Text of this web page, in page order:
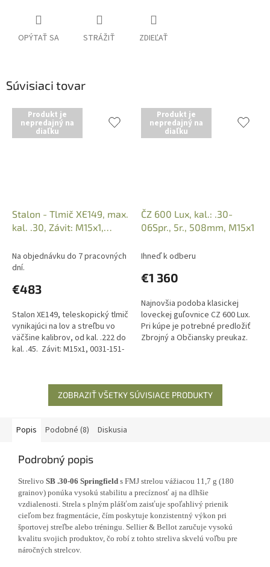
OPÝTAŤ SA STRÁŽIŤ ZDIEĽAŤ
Súvisiaci tovar
Produkt je
nepredajný na
diaľku
Stalon - Tlmič XE149, max.
kal. .30, Závit: M15x1,
Na objednávku do 7 pracovných
dní.
€483
Stalon XE149, teleskopický tlmič
vynikajúci na lov a streľbu vo
väčšine kalibrov, od kal. .222 do
kal. .45. Závit: M15x1, 0031-151-
Produkt je
nepredajný na
diaľku
ČZ 600 Lux, kal.: .30-
06Spr., 5r., 508mm, M15x1
Ihneď k odberu
€1 360
Najnovšia podoba klasickej
loveckej guľovnice CZ 600 Lux.
Pri kúpe je potrebné predložiť
Zbrojný a Občiansky preukaz.
ZOBRAZIŤ VŠETKY SÚVISIACE PRODUKTY
Popis Podobné (8) Diskusia
Podrobný popis
Strelivo SB .30-06 Springfield s FMJ strelou vážiacou 11,7 g (180
grainov) ponúka vysokú stabilitu a precíznosť aj na dlhšie
vzdialenosti. Strela s plným plášťom zaisťuje spoľahlivý prienik
cieľom bez fragmentácie, čím poskytuje konzistentný výkon pri
športovej streľbe alebo tréningu. Sellier & Bellot zaručuje vysokú
kvalitu svojich produktov, čo robí z tohto streliva skvelú voľbu pre
náročných strelcov.